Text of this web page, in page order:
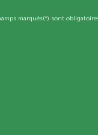
marqués(*) sont